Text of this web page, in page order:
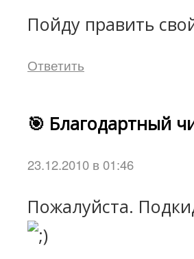
Пойду править
Ответить
🎯 Благодартный
23.12.2010 в 01:46
Пожалуйста.